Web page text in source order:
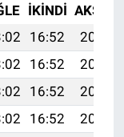
İKINDI AKŞAM
16:52
20:13
16:52
20:12
16:52
20:11
16:52
20:11